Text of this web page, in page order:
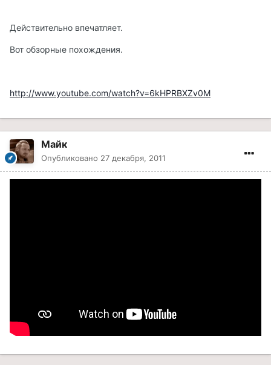
Действительно впечатляет.
Вот обзорные похождения.
http://www.youtube.com/watch?v=6kHPRBXZv0M
Майк
Опубликовано 27 декабря, 2011